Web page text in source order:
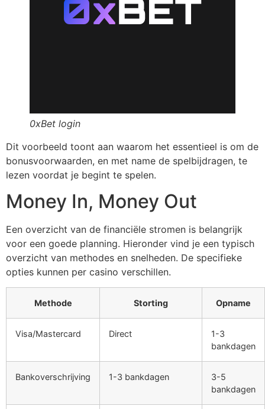
0xBet login
Dit voorbeeld toont aan waarom het essentieel is om de
bonusvoorwaarden, en met name de spelbijdragen, te
lezen voordat je begint te spelen.
Money In, Money Out
Een overzicht van de financiële stromen is belangrijk
voor een goede planning. Hieronder vind je een typisch
overzicht van methodes en snelheden. De specifieke
opties kunnen per casino verschillen.
Methode Storting Opname
Visa/Mastercard Direct
1-3
bankdagen
Bankoverschrijving 1-3 bankdagen
3-5
bankdagen